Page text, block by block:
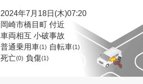
2024年7月18日(木)07:20
岡崎市橋目町 付近
車両相互 小破事故
普通乗用車(1) 自転車(1)
死亡(0) 負傷(1)